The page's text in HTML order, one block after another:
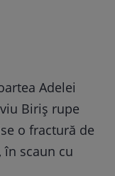
Adelei
Biriș rupe
o fractură de
în scaun cu